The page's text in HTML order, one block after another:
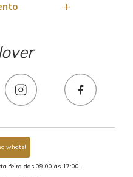
whats!
feira das 09:00 às 17:00.